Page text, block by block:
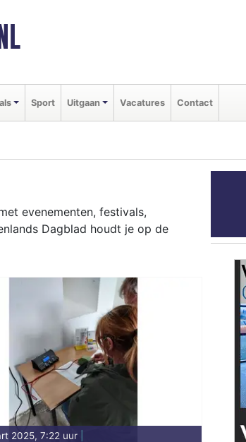
Sport Uitgaan Vacatures Contact
evenementen, festivals,
Dagblad houdt je op de
culinaire events - ontdek het
2025, 7:22 uur|